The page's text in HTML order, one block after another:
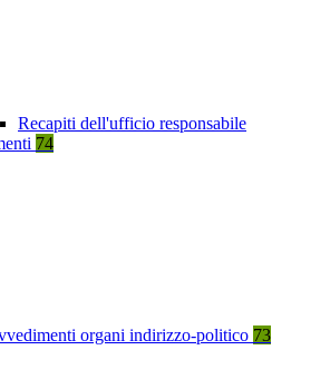
Recapiti dell'ufficio responsabile
74
organi indirizzo-politico 73